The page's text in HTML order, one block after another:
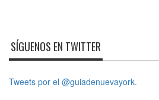
SÍGUENOS EN TWITTER
Tweets por el @guiadenuevayork.